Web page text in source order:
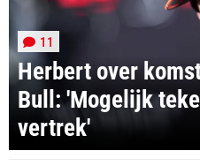
Herbert over
Bull: 'Mogelijk
vertrek'
11